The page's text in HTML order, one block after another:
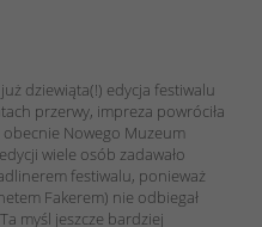
dziewiąta(!) edycja festiwalu
przerwy, impreza powróciła
obecnie Nowego Muzeum
wiele osób zadawało
festiwalu, ponieważ
Fakerem) nie odbiegał
myśl jeszcze bardziej